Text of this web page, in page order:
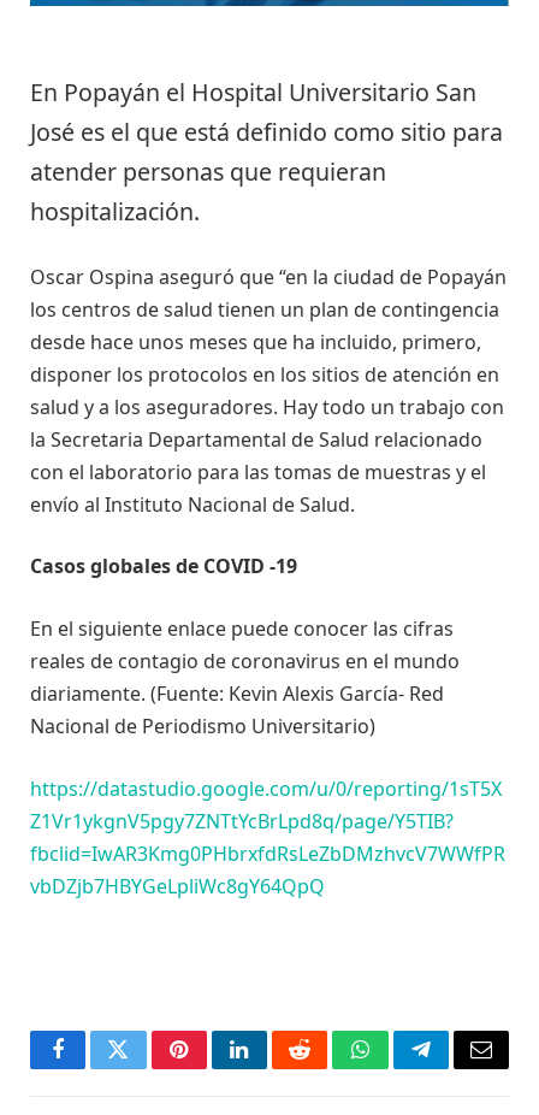
En Popayán el Hospital Universitario San
José es el que está definido como sitio para
atender personas que requieran
hospitalización.
Oscar Ospina aseguró que “en la ciudad de Popayán
los centros de salud tienen un plan de contingencia
desde hace unos meses que ha incluido, primero,
disponer los protocolos en los sitios de atención en
salud y a los aseguradores. Hay todo un trabajo con
la Secretaria Departamental de Salud relacionado
con el laboratorio para las tomas de muestras y el
envío al Instituto Nacional de Salud.
Casos globales de COVID -19
En el siguiente enlace puede conocer las cifras
reales de contagio de coronavirus en el mundo
diariamente. (Fuente: Kevin Alexis García- Red
Nacional de Periodismo Universitario)
https://datastudio.google.com/u/0/reporting/1sT5X
Z1Vr1ykgnV5pgy7ZNTtYcBrLpd8q/page/Y5TIB?
fbclid=IwAR3Kmg0PHbrxfdRsLeZbDMzhvcV7WWfPR
vbDZjb7HBYGeLpliWc8gY64QpQ
FacebookTwitterPinterestLinkedInRedditWhatsAppTelegramaCorreo